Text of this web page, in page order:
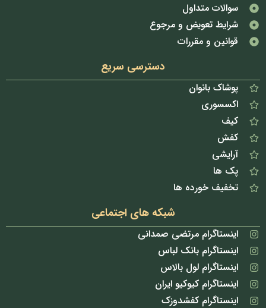
سوالات متداول
شرایط تعویض و مرجوع
قوانین و مقررات
دسترسی سریع
پوشاک بانوان
اکسسوری
کیف
کفش
آرایشی
پک ها
تخفیف خورده ها
شبکه های اجتماعی
اینستاگرام مرتضی صمدانی
اینستاگرام بانک لباس
اینستاگرام لول بالاس
اینستاگرام کیوکیو ایران
اینستاگرام کفشدوزک